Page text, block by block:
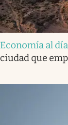
Economía al día
ciudad que